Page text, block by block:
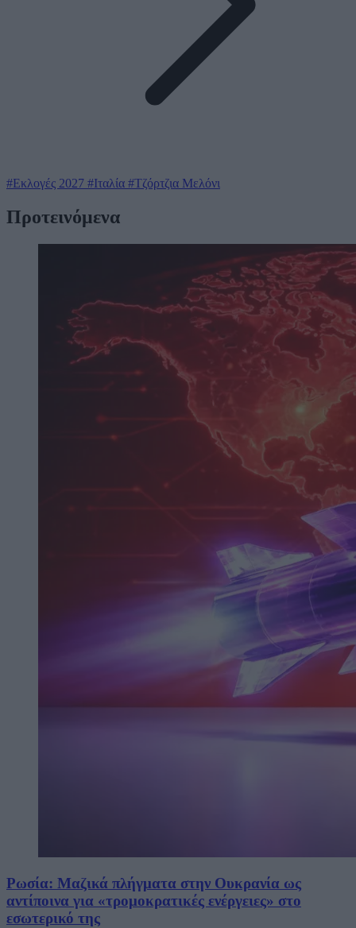
#Εκλογές 2027 #Ιταλία #Τζόρτζια Μελόνι
Προτεινόμενα
Ρωσία: Μαζικά πλήγματα στην Ουκρανία ως
αντίποινα για «τρομοκρατικές ενέργειες» στο
εσωτερικό της